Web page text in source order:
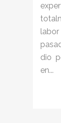
dio
en...